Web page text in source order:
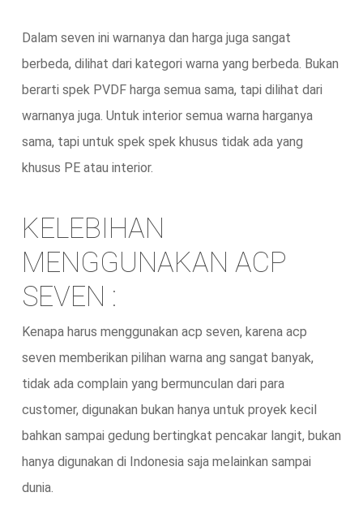
Dalam seven ini warnanya dan harga juga sangat
berbeda, dilihat dari kategori warna yang berbeda. Bukan
berarti spek PVDF harga semua sama, tapi dilihat dari
warnanya juga. Untuk interior semua warna harganya
sama, tapi untuk spek spek khusus tidak ada yang
khusus PE atau interior.
KELEBIHAN
MENGGUNAKAN ACP
SEVEN :
Kenapa harus menggunakan acp seven, karena acp
seven memberikan pilihan warna ang sangat banyak,
tidak ada complain yang bermunculan dari para
customer, digunakan bukan hanya untuk proyek kecil
bahkan sampai gedung bertingkat pencakar langit, bukan
hanya digunakan di Indonesia saja melainkan sampai
dunia.